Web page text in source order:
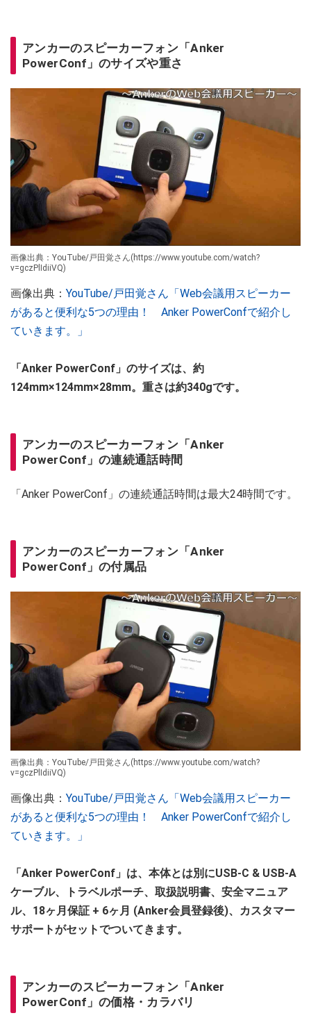
アンカーのスピーカーフォン「Anker
PowerConf」のサイズや重さ
画像出典：YouTube/戸田覚さん(https://www.youtube.com/watch?
v=gczPlIdiiVQ)
画像出典： YouTube/戸田覚さん「Web会議用スピーカー
があると便利な5つの理由！ Anker PowerConfで紹介し
ていきます。」
「Anker PowerConf」のサイズは、約
124mm×124mm×28mm。重さは約340gです。
アンカーのスピーカーフォン「Anker
PowerConf」の連続通話時間
「Anker PowerConf」の連続通話時間は最大24時間です。
アンカーのスピーカーフォン「Anker
PowerConf」の付属品
画像出典：YouTube/戸田覚さん(https://www.youtube.com/watch?
v=gczPlIdiiVQ)
画像出典： YouTube/戸田覚さん「Web会議用スピーカー
があると便利な5つの理由！ Anker PowerConfで紹介し
ていきます。」
「Anker PowerConf」は、本体とは別にUSB-C & USB-A
ケーブル、トラベルポーチ、取扱説明書、安全マニュア
ル、18ヶ月保証 + 6ヶ月 (Anker会員登録後)、カスタマー
サポートがセットでついてきます。
アンカーのスピーカーフォン「Anker
PowerConf」の価格・カラバリ